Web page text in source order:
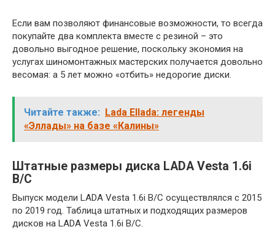
Если вам позволяют финансовые возможности, то всегда
покупайте два комплекта вместе с резиной – это
довольно выгодное решение, поскольку экономия на
услугах шиномонтажных мастерских получается довольно
весомая: а 5 лет можно «отбить» недорогие диски.
Читайте также: Lada Ellada: легенды
«Эллады» на базе «Калины»
Штатные размеры диска LADA Vesta 1.6i
B/C
Выпуск модели LADA Vesta 1.6i B/C осуществлялся с 2015
по 2019 год. Таблица штатных и подходящих размеров
дисков на LADA Vesta 1.6i B/C.